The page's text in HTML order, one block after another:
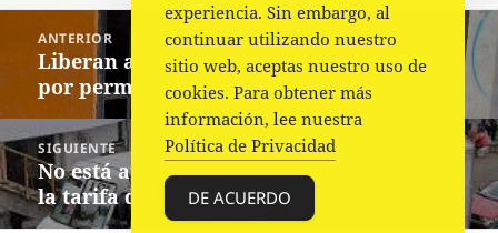
Navegación
entradas
ANTERIOR
Entrada
anterior:
Liberan a edil de Tilquiapan, encarcelado
por permitir basura en su municipio.
SIGUIENTE
Siguiente
entrada:
No está autorizado ningún incremento a
la tarifa del transporte público: Semovi
experiencia. Sin embargo, al
continuar utilizando nuestro
sitio web, aceptas nuestro uso de
cookies. Para obtener más
información, lee nuestra
Política de Privacidad
DE ACUERDO